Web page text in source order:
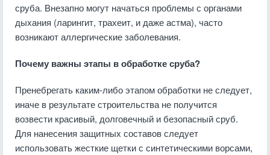
сруба. Внезапно могут начаться проблемы с органами
дыхания (ларингит, трахеит, и даже астма), часто
возникают аллергические заболевания.
Почему важны этапы в обработке сруба?
Пренебрегать каким-либо этапом обработки не следует,
иначе в результате строительства не получится
возвести красивый, долговечный и безопасный сруб.
Для нанесения защитных составов следует
использовать жесткие щетки с синтетическими ворсами,